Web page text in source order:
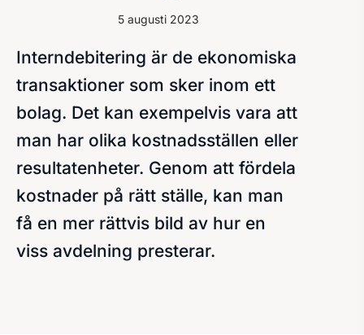
5 augusti 2023
Interndebitering är de ekonomiska
transaktioner som sker inom ett
bolag. Det kan exempelvis vara att
man har olika kostnadsställen eller
resultatenheter. Genom att fördela
kostnader på rätt ställe, kan man
få en mer rättvis bild av hur en
viss avdelning presterar.